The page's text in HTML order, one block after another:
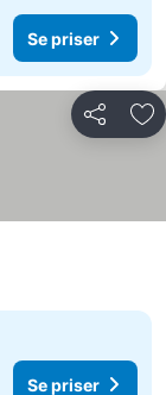
Se priser
Del
Se priser